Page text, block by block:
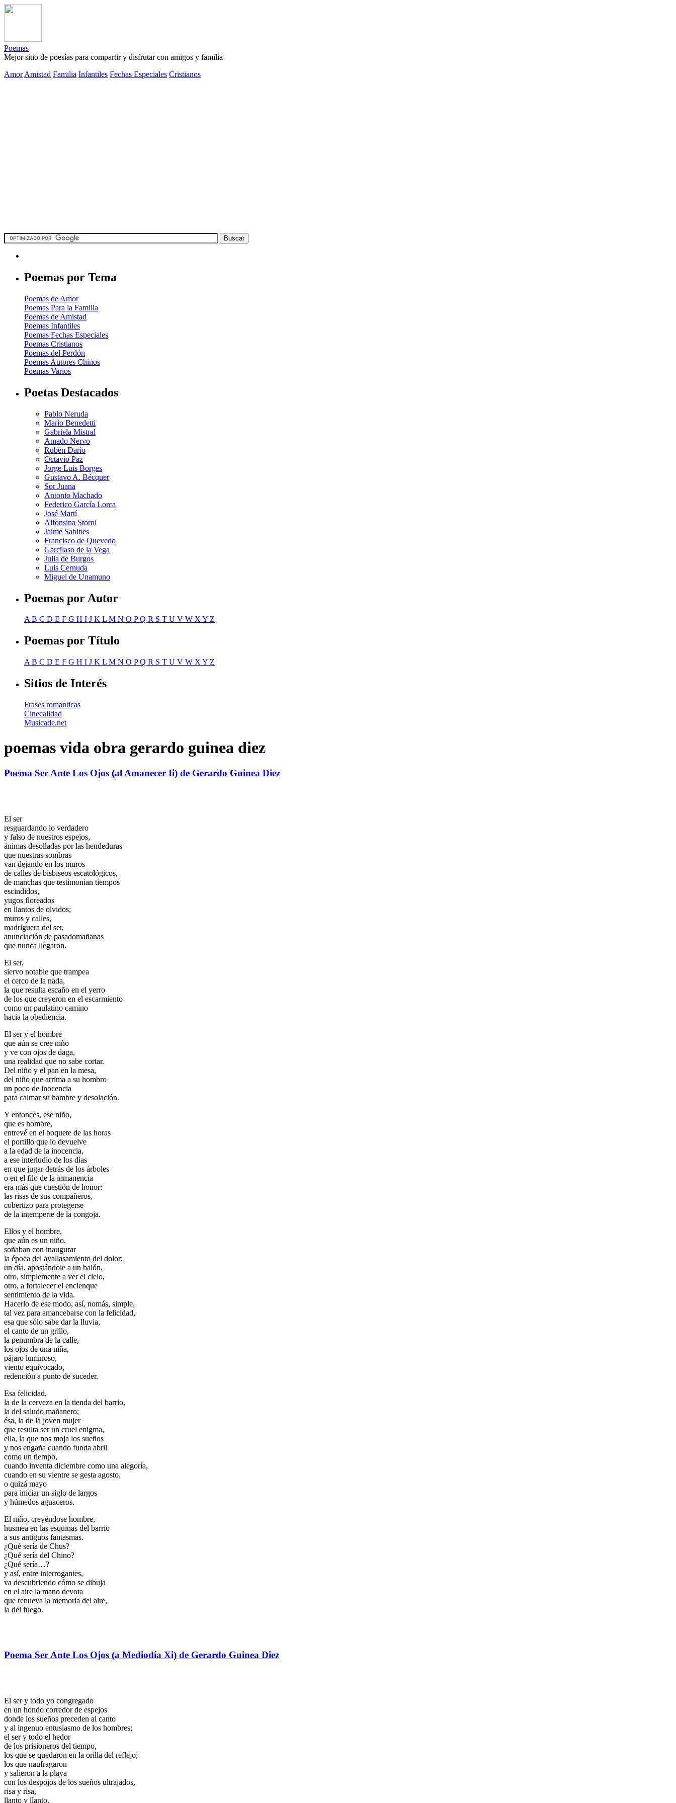
Poemas
Mejor sitio de poesías para compartir y disfrutar con amigos y familia
Amor Amistad Familia Infantiles Fechas Especiales Cristianos
Poemas por Tema
Poemas de Amor
Poemas Para la Familia
Poemas de Amistad
Poemas Infantiles
Poemas Fechas Especiales
Poemas Cristianos
Poemas del Perdón
Poemas Autores Chinos
Poemas Varios
Poetas Destacados
Pablo Neruda
Mario Benedetti
Gabriela Mistral
Amado Nervo
Rubén Darío
Octavio Paz
Jorge Luis Borges
Gustavo A. Bécquer
Sor Juana
Antonio Machado
Federico García Lorca
José Martí
Alfonsina Storni
Jaime Sabines
Francisco de Quevedo
Garcilaso de la Vega
Julia de Burgos
Luis Cernuda
Miguel de Unamuno
Poemas por Autor
AB C D E F G H I J K L M N O PQ R S T U V W XY Z
Poemas por Título
A B C D E F G H I J K L M N O PQ R S T U V W X Y Z
Sitios de Interés
Frases romanticas
Cinecalidad
Musicade.net
poemas vida obra gerardo guinea diez
Poema Ser Ante Los Ojos (al Amanecer Ii) de Gerardo Guinea Diez
El ser
resguardando lo verdadero
y falso de nuestros espejos,
ánimas desolladas por las hendeduras
que nuestras sombras
van dejando en los muros
de calles de bisbiseos escatológicos,
de manchas que testimonian tiempos
escindidos,
yugos floreados
en llantos de olvidos;
muros y calles,
madriguera del ser,
anunciación de pasadomañanas
que nunca llegaron.
El ser,
siervo notable que trampea
el cerco de la nada,
la que resulta escaño en el yerro
de los que creyeron en el escarmiento
como un paulatino camino
hacia la obediencia.
El ser y el hombre
que aún se cree niño
y ve con ojos de daga,
una realidad que no sabe cortar.
Del niño y el pan en la mesa,
del niño que arrima a su hombro
un poco de inocencia
para calmar su hambre y desolación.
Y entonces, ese niño,
que es hombre,
entrevé en el boquete de las horas
el portillo que lo devuelve
a la edad de la inocencia,
a ese interludio de los días
en que jugar detrás de los árboles
o en el filo de la inmanencia
era más que cuestión de honor:
las risas de sus compañeros,
cobertizo para protegerse
de la intemperie de la congoja.
Ellos y el hombre,
que aún es un niño,
soñaban con inaugurar
la época del avallasamiento del dolor;
un día, apostándole a un balón,
otro, simplemente a ver el cielo,
otro, a fortalecer el enclenque
sentimiento de la vida.
Hacerlo de ese modo, así, nomás, simple,
tal vez para amancebarse con la felicidad,
esa que sólo sabe dar la lluvia,
el canto de un grillo,
la penumbra de la calle,
los ojos de una niña,
pájaro luminoso,
viento equivocado,
redención a punto de suceder.
Esa felicidad,
la de la cerveza en la tienda del barrio,
la del saludo mañanero;
ésa, la de la joven mujer
que resulta ser un cruel enigma,
ella, la que nos moja los sueños
y nos engaña cuando funda abril
como un tiempo,
cuando inventa diciembre como una alegoría,
cuando en su vientre se gesta agosto,
o quizá mayo
para iniciar un siglo de largos
y húmedos aguaceros.
El niño, creyéndose hombre,
husmea en las esquinas del barrio
a sus antiguos fantasmas.
¿Qué sería de Chus?
¿Qué sería del Chino?
¿Qué sería…?
y así, entre interrogantes,
va descubriendo cómo se dibuja
en el aire la mano devota
que renueva la memoria del aire,
la del fuego.
Poema Ser Ante Los Ojos (a Mediodía Xi) de Gerardo Guinea Diez
El ser y todo yo congregado
en un hondo corredor de espejos
donde los sueños preceden al canto
y al ingenuo entusiasmo de los hombres;
el ser y todo el hedor
de los prisioneros del tiempo,
los que se quedaron en la orilla del reflejo;
los que naufragaron
y salieron a la playa
con los despojos de los sueños ultrajados,
risa y risa,
llanto y llanto,